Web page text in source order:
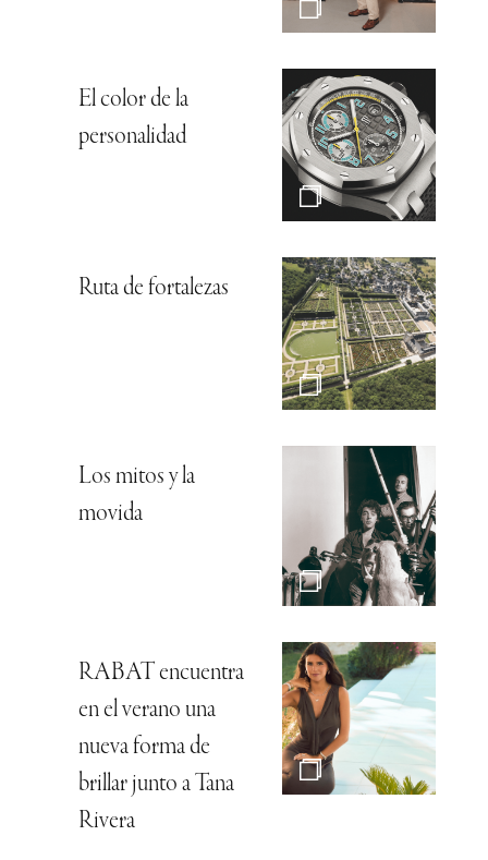
El color de la
personalidad
Ruta de fortalezas
Los mitos y la
movida
RABAT encuentra
en el verano una
nueva forma de
brillar junto a Tana
Rivera